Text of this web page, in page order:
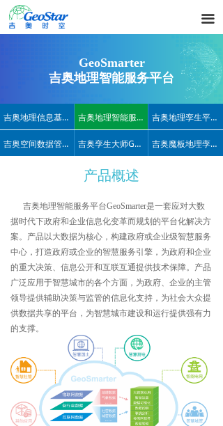
끀
GeoSmarter
吉奥地理智能服务平台
吉奥地理信息基础平台GeoGlobe 吉奥地理智能服务平台GeoSmarter 吉奥地理孪生平台GeoGTP
吉奥地理智能服务平台GeoSmarter是一套应对大数
据时代下政府和企业信息化变革而规划的平台化解决方
案。产品以大数据为核心，构建政府或企业级智慧服务
中心，打造政府或企业的智慧服务引擎，为政府和企业
的重大决策、信息公开和互联互通提供技术保障。产品
广泛应用于智慧城市的各个方面，为政府、企业的主管
领导提供辅助决策与监管的信息化支持，为社会大众提
供数据共享的平台，为智慧城市建设和运行提供强有力
的支撑。
产品概述
吉奥空间数据管理系统GeoDBMS 吉奥孪生大师GeoTwins Master 吉奥魔板地理孪生开发者平台GeoMagicBoard